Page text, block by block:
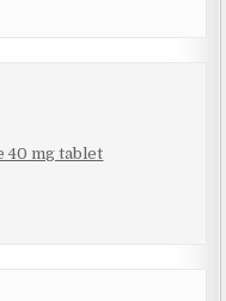
40 mg tablet